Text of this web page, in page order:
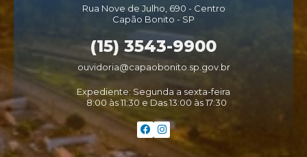
Rua Nove de Julho, 690 - Centro
Capão Bonito - SP
(15) 3543-9900
ouvidoria@capaobonito.sp.gov.br
Expediente: Segunda a sexta-feira
8:00 às 11:30 e Das 13:00 às 17:30